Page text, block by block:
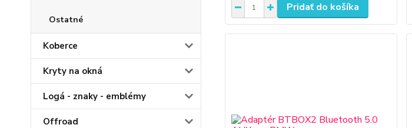
Ostatné
Koberce
Kryty na okná
Logá - znaky - emblémy
Offroad
Pridať do košíka